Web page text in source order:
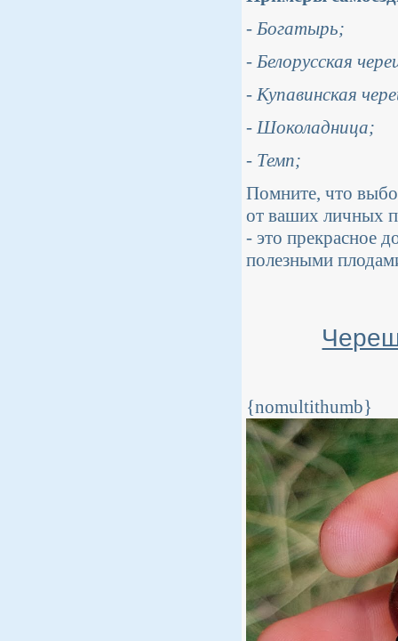
- Богатырь;
- Белорусская
- Купавинская
- Шоколадница;
- Темп;
Помните, что
от ваших личных
- это прекрасное
полезными
{nomultithumb}